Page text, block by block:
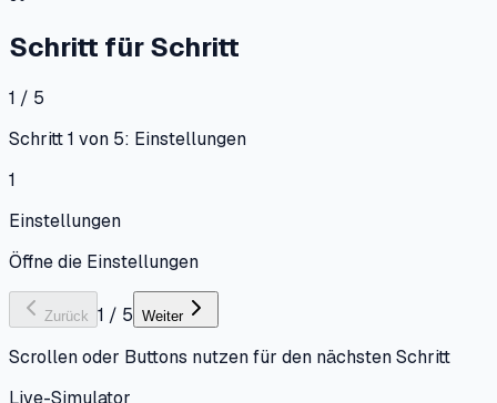
Schritt für Schritt
1 / 5
Schritt 1 von 5: Einstellungen
1
Einstellungen
Öffne die Einstellungen
Zurück 1 / 5 Weiter
Scrollen oder Buttons nutzen für den nächsten Schritt
Live-Simulator